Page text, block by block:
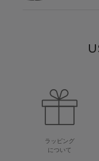
ラッピング
について